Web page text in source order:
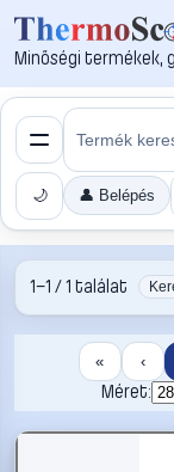
Minőségi termékek,
🌙 👤 Belépés
1–1 / 1 találat
« ‹
Méret: